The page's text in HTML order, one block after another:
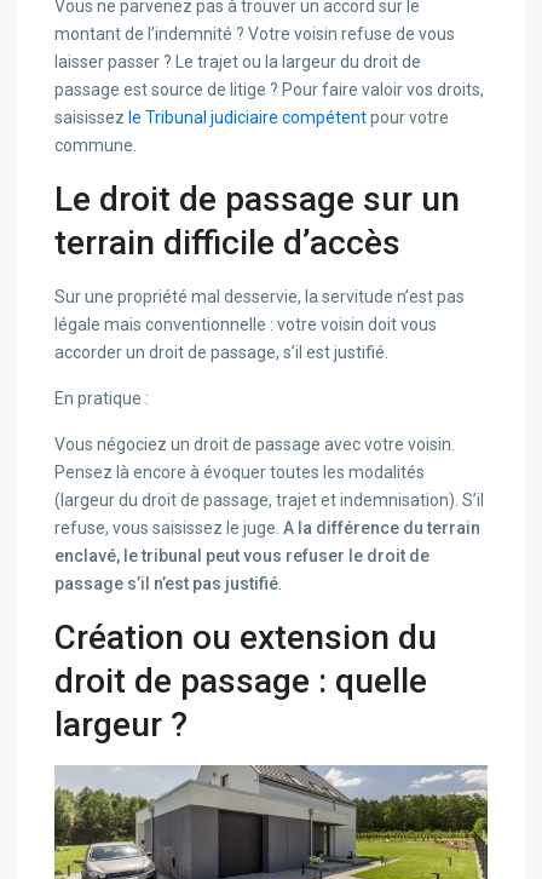
Vous ne parvenez pas à trouver un accord sur le
montant de l’indemnité ? Votre voisin refuse de vous
laisser passer ? Le trajet ou la largeur du droit de
passage est source de litige ? Pour faire valoir vos droits,
saisissez le Tribunal judiciaire compétentpour votre
commune.
Le droit de passage sur un
terrain difficile d’accès
Sur une propriété mal desservie, la servitude n’est pas
légale mais conventionnelle : votre voisin doit vous
accorder un droit de passage, s’il est justifié.
En pratique :
Vous négociez un droit de passage avec votre voisin.
Pensez là encore à évoquer toutes les modalités
(largeur du droit de passage, trajet et indemnisation). S’il
refuse, vous saisissez le juge.A la différence du terrain
enclavé, le tribunal peut vous refuser le droit de
passage s’il n’est pas justifié.
Création ou extension du
droit de passage : quelle
largeur ?